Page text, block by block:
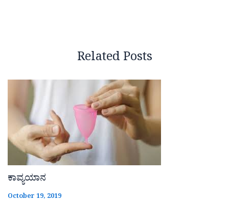
Related Posts
ಕಾವ್ಯಯಾನ
October 19, 2019